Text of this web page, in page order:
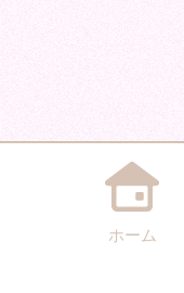
ホーム